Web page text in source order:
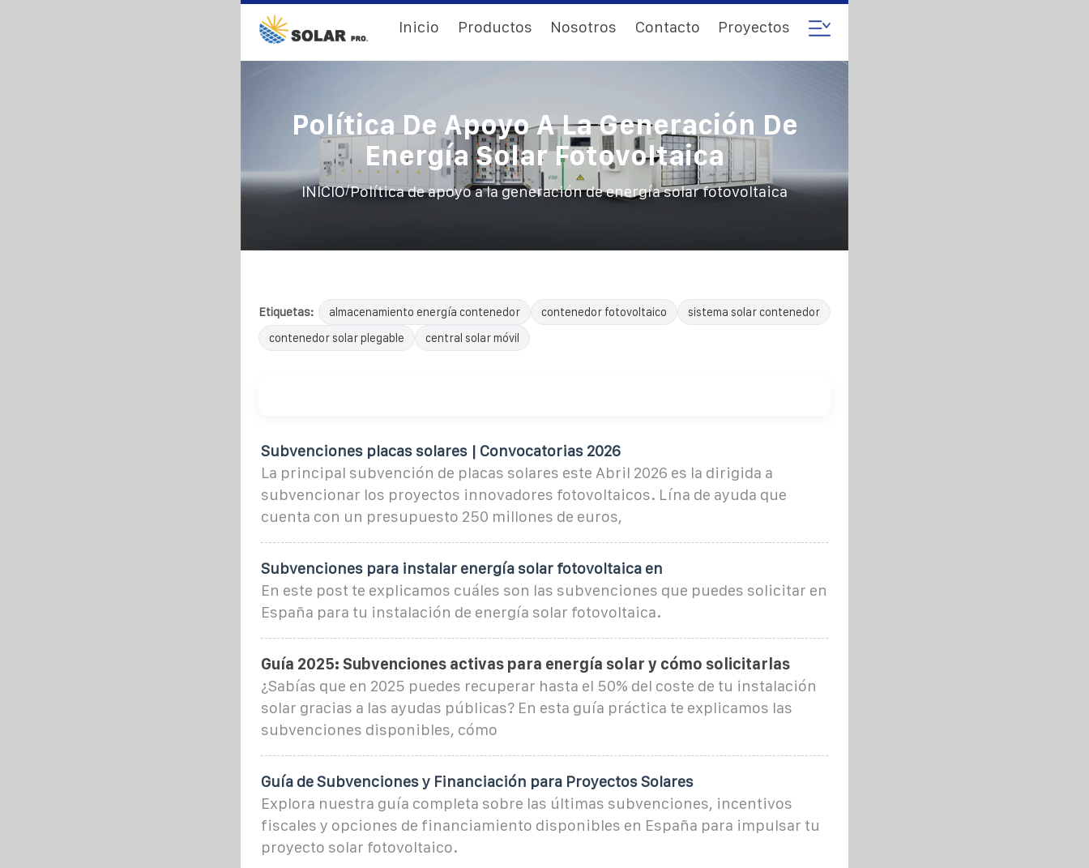
Inicio Productos Nosotros Contacto Proyectos
Política De Apoyo A La Generación De
Energía Solar Fotovoltaica
INICIO/Política de apoyo a la generación de energía solar fotovoltaica
Etiquetas: almacenamiento energía contenedor contenedor fotovoltaico
sistema solar contenedor
contenedor solar plegable
central solar móvil
Subvenciones placas solares | Convocatorias 2026
La principal subvención de placas solares este Abril 2026 es la dirigida a
subvencionar los proyectos innovadores fotovoltaicos. Lína de ayuda que
cuenta con un presupuesto 250 millones de euros,
Subvenciones para instalar energía solar fotovoltaica en
En este post te explicamos cuáles son las subvenciones que puedes solicitar en
España para tu instalación de energía solar fotovoltaica.
Guía 2025: Subvenciones activas para energía solar y cómo solicitarlas
¿Sabías que en 2025 puedes recuperar hasta el 50% del coste de tu instalación
solar gracias a las ayudas públicas? En esta guía práctica te explicamos las
subvenciones disponibles, cómo
Guía de Subvenciones y Financiación para Proyectos Solares
Explora nuestra guía completa sobre las últimas subvenciones, incentivos
fiscales y opciones de financiamiento disponibles en España para impulsar tu
proyecto solar fotovoltaico.